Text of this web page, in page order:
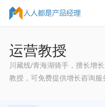
运营教授
川藏线/青海湖骑手，擅长增
教授，可免费提供增长咨询服